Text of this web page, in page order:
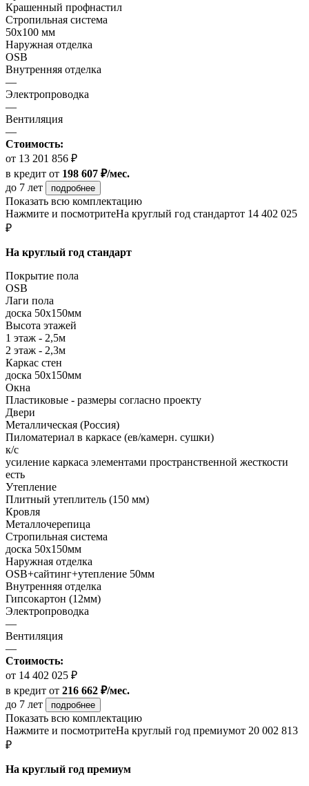
Крашенный профнастил
Стропильная система
50х100 мм
Наружная отделка
OSB
Внутренняя отделка
—
Электропроводка
—
Вентиляция
—
Стоимость:
от 13 201 856 ₽
в кредит от 198 607 ₽/мес.
до 7 лет
подробнее
Показать всю комплектацию
Нажмите и посмотритеНа круглый год стандартот 14 402 025
₽
На круглый год стандарт
Покрытие пола
ОSB
Лаги пола
доска 50х150мм
Высота этажей
1 этаж - 2,5м
2 этаж - 2,3м
Каркас стен
доска 50х150мм
Окна
Пластиковые - размеры согласно проекту
Двери
Металлическая (Россия)
Пиломатериал в каркасе (ев/камерн. сушки)
к/с
усиление каркаса элементами пространственной жесткости
есть
Утепление
Плитный утеплитель (150 мм)
Кровля
Металлочерепица
Стропильная система
доска 50х150мм
Наружная отделка
OSB+сайтинг+утепление 50мм
Внутренняя отделка
Гипсокартон (12мм)
Электропроводка
—
Вентиляция
—
Стоимость:
от 14 402 025 ₽
в кредит от 216 662 ₽/мес.
до 7 лет
подробнее
Показать всю комплектацию
Нажмите и посмотритеНа круглый год премиумот 20 002 813
₽
На круглый год премиум